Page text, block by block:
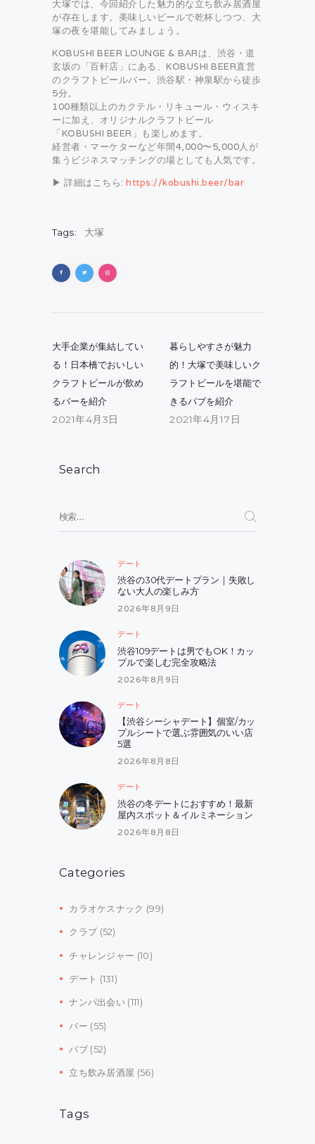
大塚では、今回紹介した魅力的な立ち飲み居酒屋
が存在します。美味しいビールで乾杯しつつ、大
塚の夜を堪能してみましょう。
KOBUSHI BEER LOUNGE & BARは、渋谷・道
玄坂の「百軒店」にある、KOBUSHI BEER直営
のクラフトビールバー。渋谷駅・神泉駅から徒歩
5分。
100種類以上のカクテル・リキュール・ウィスキ
ーに加え、オリジナルクラフトビール
「KOBUSHI BEER」も楽しめます。
経営者・マーケターなど年間4,000〜5,000人が
集うビジネスマッチングの場としても人気です。
▶ 詳細はこちら: https://kobushi.beer/bar
Tags: 大塚
稿
ナ
ビ
ゲ
Previous
大手企業が集結してい
る！日本橋でおいしい
クラフトビールが飲め
るバーを紹介
2021年4月3日
Next
暮らしやすさが魅力
的！大塚で美味しいク
ラフトビールを堪能で
きるパブを紹介
2021年4月17日
Search
索:
デート
渋谷の30代デートプラン｜失敗し
ない大人の楽しみ方
2026年8月9日
デート
渋谷109デートは男でもOK！カッ
プルで楽しむ完全攻略法
2026年8月9日
デート
【渋谷シーシャデート】個室/カッ
プルシートで選ぶ雰囲気のいい店
5選
2026年8月8日
デート
渋谷の冬デートにおすすめ！最新
屋内スポット＆イルミネーション
2026年8月8日
Categories
カラオケスナック (99)
クラブ (52)
チャレンジャー (10)
デート (131)
ナンパ出会い (111)
バー (55)
パブ(52)
立ち飲み居酒屋 (56)
Tags